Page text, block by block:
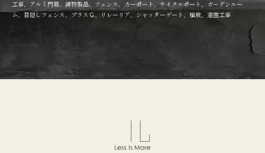
工事、アルミ門扉、鋳物製品、フェンス、カーポート、サイクルポート、ガーデンルー
ム、目隠しフェンス、プラスＧ、リレーリア、シャッターゲート、植栽、造園工事